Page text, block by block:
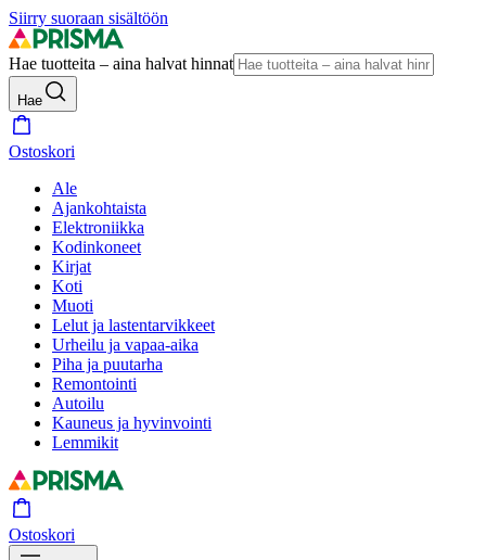
Siirry suoraan sisältöön
Hae tuotteita – aina halvat hinnat
Hae
Ostoskori
Ale
Ajankohtaista
Elektroniikka
Kodinkoneet
Kirjat
Koti
Muoti
Lelut ja lastentarvikkeet
Urheilu ja vapaa-aika
Piha ja puutarha
Remontointi
Autoilu
Kauneus ja hyvinvointi
Lemmikit
Ostoskori